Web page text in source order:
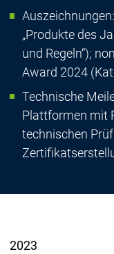
„Produkte des
und Regeln“);
Award 2024
Technische
Plattformen mit
technischen
2023